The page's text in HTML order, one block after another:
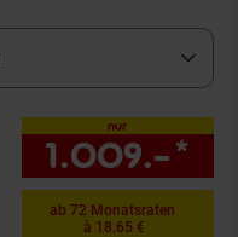
nur
1.009.–*
ab 72 Monatsraten
à 18.65 €